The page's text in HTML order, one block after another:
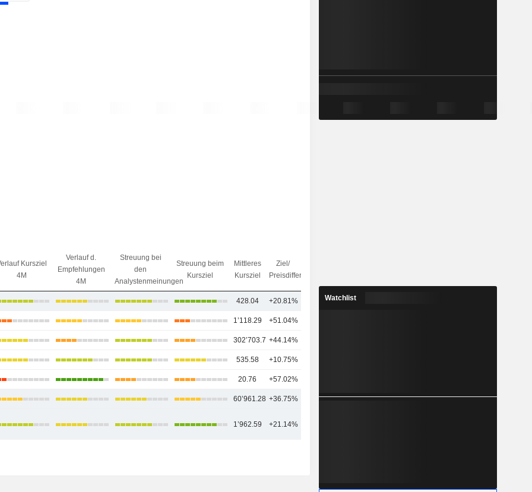
Kursziel
4M
Verlauf d.
Empfehlungen
4M
Streuung bei
den
Analystenmeinungen
Streuung beim
Kursziel
Mittleres
Kursziel
Ziel/
Preisdifferenz
428.04 +20.81%
1’118.29 +51.04%
302’703.7 +44.14%
535.58 +10.75%
20.76 +57.02%
60’961.28 +36.75% 26
1’962.59 +21.14%
Watchlist